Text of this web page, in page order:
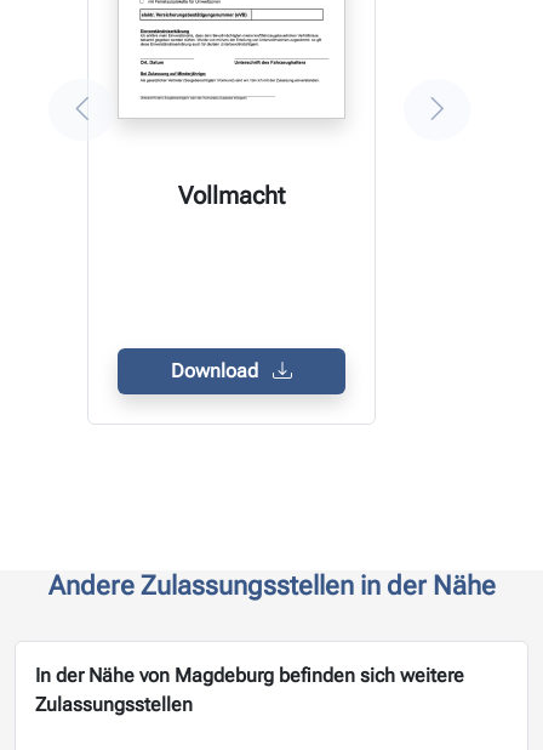
Vollmacht
Download
Andere Zulassungsstellen in der Nähe
In der Nähe von Magdeburg befinden sich weitere
Zulassungsstellen